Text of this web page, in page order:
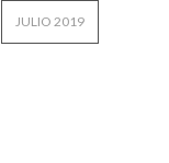
JULIO 2019